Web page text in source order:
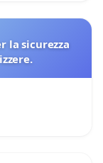
la sicurezza